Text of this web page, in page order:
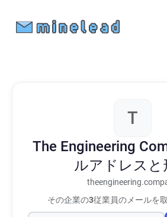
T
The Engineering
ルアドレスと
その企業の3従業員のメールを